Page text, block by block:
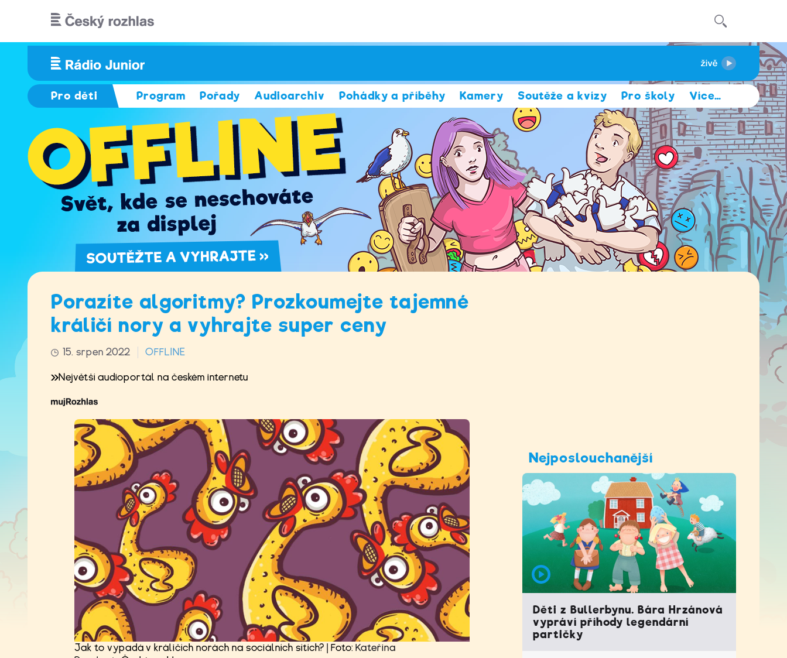
Pro děti Program Pořady Audioarchiv Pohádky a příběhy Kamery Soutěže a kvízy Pro školy Více…
Porazíte algoritmy? Prozkoumejte tajemné
králičí nory a vyhrajte super ceny
15. srpen 2022 OFFLINE
Největší audioportál na českém internetu
Jak to vypadá v králičích norách na sociálních sítích? | Foto:Kateřina
Nejposlouchanější
Děti z Bullerbynu. Bára Hrzánová
vypráví příhody legendární
partičky